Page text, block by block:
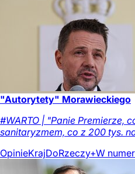
"Autorytety" Morawieckiego
#WARTO | "Panie Premierze,
sanitaryzmem, co z 200 tys.
OpinieKrajDoRzeczy+W